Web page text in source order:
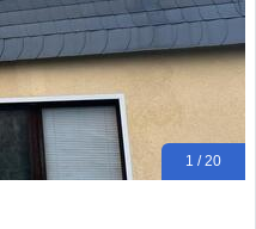
1 / 20